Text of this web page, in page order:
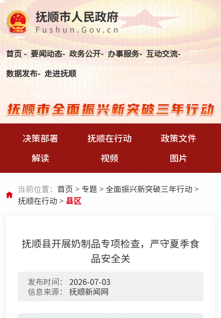
首页 -要闻动态-政务公开-办事服务- 互动交流-
数据发布- 走进抚顺
决策部署 抚顺在行动
政策文件
解读
视频 图片
当前位置： 首页 > 专题 > 全面振兴新突破三年行动 >
抚顺在行动 > 县区
抚顺县开展奶制品专项检查，严守夏季食
品安全关
发布时间：
2026-07-03
信息来源：
抚顺新闻网